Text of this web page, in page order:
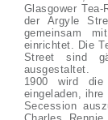
Glasgower
der Argyle
gemeinsam
einrichtet. Die
Street sind
ausgestaltet.
1900 wird die
eingeladen,
Secession